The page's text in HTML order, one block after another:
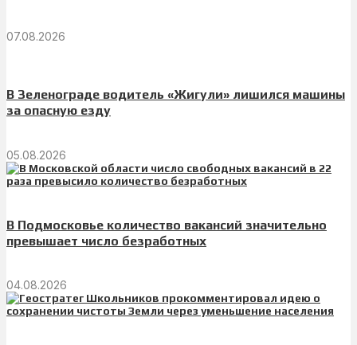
07.08.2026
В Зеленограде водитель «Жигули» лишился машины
за опасную езду
05.08.2026
В Подмосковье количество вакансий значительно
превышает число безработных
04.08.2026